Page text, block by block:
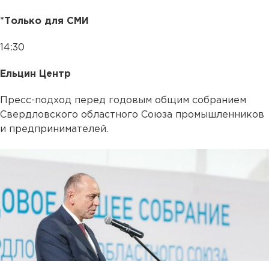
*Только для СМИ
14:30
Ельцин Центр
Пресс-подход перед годовым общим собранием
Свердловского областного Союза промышленников
и предпринимателей.